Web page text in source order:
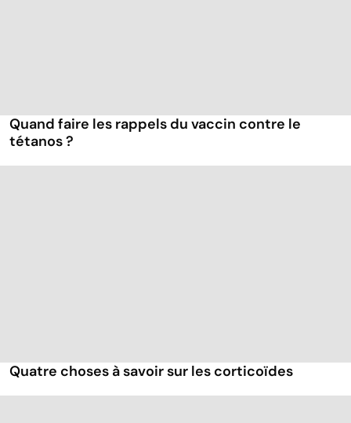
Quand faire les rappels du vaccin contre le
tétanos ?
Quatre choses à savoir sur les corticoïdes